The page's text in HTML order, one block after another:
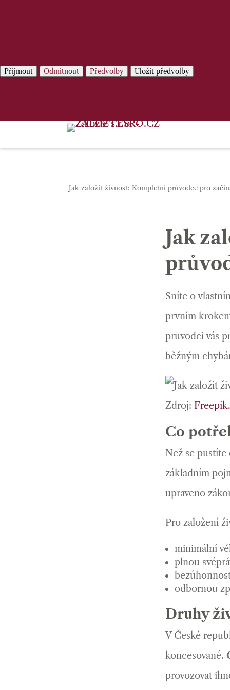
Přijmout Odmítnout Předvolby Uložit předvolby
Jak založit živnost: Kompletní průvodce pro
Jak
Sníte o
prvním
průvodci vás
běžným
Zdroj:
Co
Než se
základním
upraveno
Pro založení
minimální
plnou
odbornou
Druhy
V České
koncesované.
provozovat